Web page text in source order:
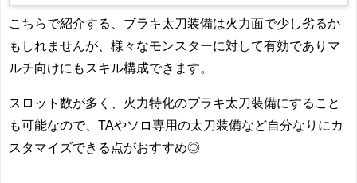
こちらで紹介する、ブラキ太刀装備は火力面で少し劣るか
もしれませんが、様々なモンスターに対して有効でありマ
ルチ向けにもスキル構成できます。
スロット数が多く、火力特化のブラキ太刀装備にすること
も可能なので、TAやソロ専用の太刀装備など自分なりにカ
スタマイズできる点がおすすめ◎